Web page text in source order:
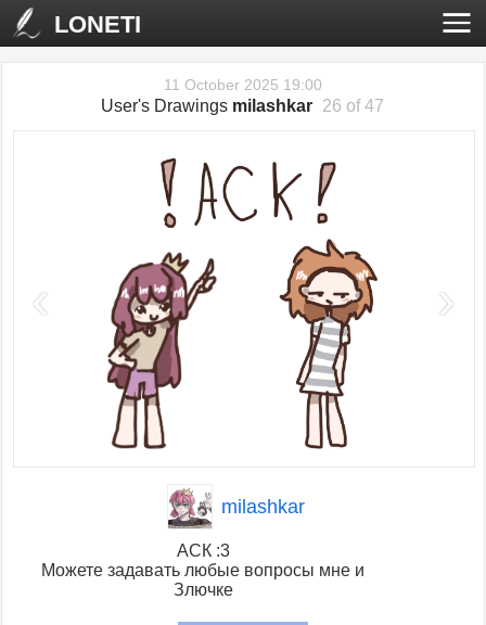
LONETI
11 October 2025 19:00
User's Drawings milashkar 26 of 47
‹ ›
milashkar
АСК :3
Можете задавать любые вопросы мне и
Злючке